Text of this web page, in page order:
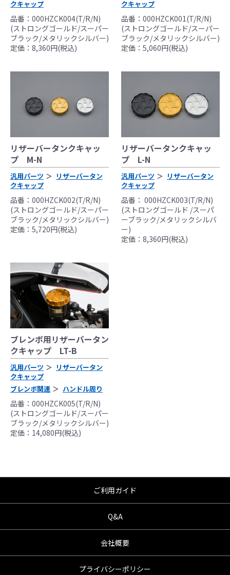
クキャップ
品番：000HZCK004(T/R/N)
(ストロングゴールド/スーパー
ブラック/メタリックシルバー)
定価：8,360円(税込)
クキャップ
品番：000HZCK001(T/R/N)
(ストロングゴールド/スーパー
ブラック/メタリックシルバー)
定価：5,060円(税込)
リザーバータンクキャッ
プ M-N
汎用パーツ
リザーバータン
クキャップ
品番：000HZCK002(T/R/N)
(ストロングゴールド/スーパー
ブラック/メタリックシルバー)
定価：5,720円(税込)
リザーバータンクキャッ
プ L-N
汎用パーツ
リザーバータン
クキャップ
品番： 000HZCK003(T/R/N)
(ストロングゴールド /スーパ
ーブラック/メタリックシルバ
ー)
定価：8,360円(税込)
ブレンボ用リザーバータン
クキャップ LT-B
汎用パーツ
リザーバータン
クキャップ
ブレンボ関連
ハンドル周り
品番：000HZCK005(T/R/N)
(ストロングゴールド/スーパー
ブラック/メタリックシルバー)
定価：14,080円(税込)
かりやすくするために一般車両に装着した写
真を使用しております。
●レーシングパーツはサーキットにおけるスポ
ーツ走行ならびにレース使用を目的としてお
り公道（※）での使用は出来ません。
●国内で開催される全ての競技に対応するわけ
ではございません。
レースでの使用に際しては、主催者が発行す
る競技規則を確認の上、お客様ご自身の判断
●取り付けについては専門の資格と知識・経験
を有した整備士が、指定のサービスマニュア
ル、指定の基準に基づいた取り付けを行って
ください。
なお、取付時、使用時、その他で起きた全て
の事故、故障に対し保険、保証等は一切無
く、商品の返品、クレーム等も受付できませ
んので、あらかじめご了承ください。
●商品の仕様・価格につきましては事前の予告
無く変更となる場合がありますので了承願い
ます。
●商品は、予告無く販売終了する場合がありま
すのでご了承願います。
ご利用ガイド
Q&A
会社概要
プライバシーポリシー